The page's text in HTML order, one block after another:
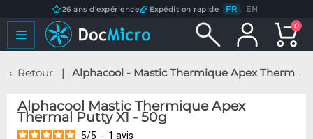
26 ans d'expérience Expédition rapide FR / EN
0
Retour Alphacool - Mastic Thermique Apex Thermal Putty X1 - 50g
Alphacool Mastic Thermique Apex
Thermal Putty X1 - 50g
5/5 - 1 avis